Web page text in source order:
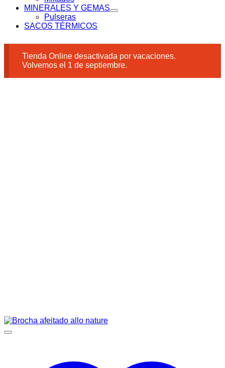
MINERALES Y GEMAS
Pulseras
SACOS TÉRMICOS
Tienda Online desactivada por vacaciones.
Volvemos el 1 de septiembre.